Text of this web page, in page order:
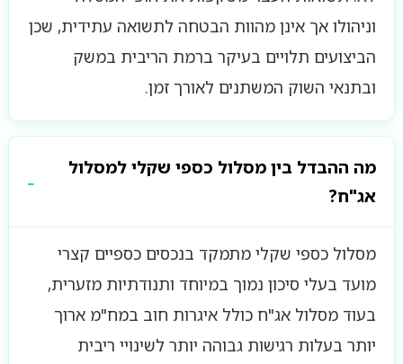
וניהולו אך אינן מהוות הבטחה לתשואה עתידית, שכן
הביצועים תלויים בעיקר ברמת הריבית במשק
ובתנאי השוק המשתנים לאורך זמן.
מה ההבדל בין מסלול כספי שקלי למסלול
אג"ח?
מסלול כספי שקלי מתמקד בנכסים כספיים קצרי
מועד בעלי סיכון נמוך במיוחד ותנודתיות מזערית,
בעוד מסלול אג"ח כולל איגרות חוב במח"מ ארוך
יותר בעלות רגישות גבוהה יותר לשינויי ריבית